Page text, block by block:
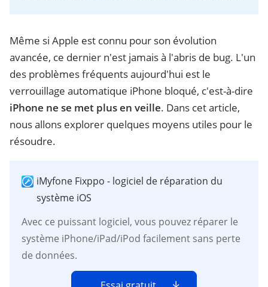
Même si Apple est connu pour son évolution
avancée, ce dernier n'est jamais à l'abris de bug. L'un
des problèmes fréquents aujourd'hui est le
verrouillage automatique iPhone bloqué, c'est-à-dire
iPhone ne se met plus en veille. Dans cet article,
nous allons explorer quelques moyens utiles pour le
résoudre.
iMyfone Fixppo - logiciel de réparation du
système iOS
Avec ce puissant logiciel, vous pouvez réparer le
système iPhone/iPad/iPod facilement sans perte
de données.